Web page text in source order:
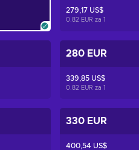
279,17 US$
0.82 EUR za 1
280 EUR
339,85 US$
0.82 EUR za 1
330 EUR
400,54 US$